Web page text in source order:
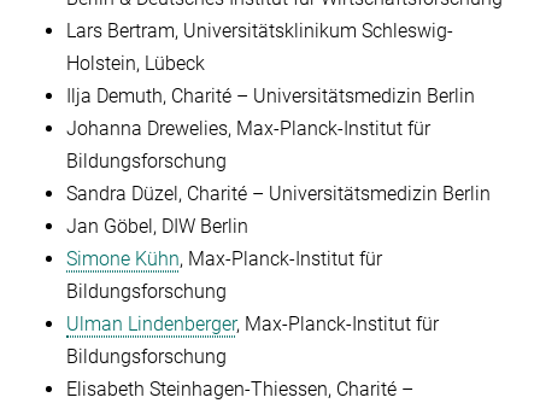
Lars Bertram, Universitätsklinikum Schleswig-
Holstein, Lübeck
Ilja Demuth, Charité – Universitätsmedizin Berlin
Johanna Drewelies, Max-Planck-Institut für
Bildungsforschung
Sandra Düzel, Charité – Universitätsmedizin Berlin
Jan Göbel, DIW Berlin
Simone Kühn, Max-Planck-Institut für
Bildungsforschung
Ulman Lindenberger, Max-Planck-Institut für
Bildungsforschung
Elisabeth Steinhagen-Thiessen, Charité –